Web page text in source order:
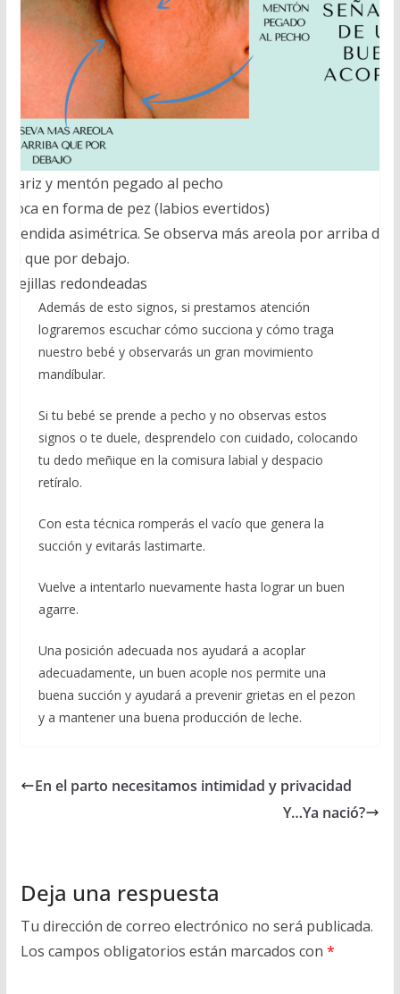
Nariz y mentón pegado al pecho
Boca en forma de pez (labios evertidos)
Prendida asimétrica. Se observa más areola por arriba de
que por debajo.
Mejillas redondeadas
Además de esto signos, si prestamos atención
lograremos escuchar cómo succiona y cómo traga
nuestro bebé y observarás un gran movimiento
mandíbular.
Si tu bebé se prende a pecho y no observas estos
signos o te duele, desprendelo con cuidado, colocando
tu dedo meñique en la comisura labial y despacio
retíralo.
Con esta técnica romperás el vacío que genera la
succión y evitarás lastimarte.
Vuelve a intentarlo nuevamente hasta lograr un buen
agarre.
Una posición adecuada nos ayudará a acoplar
adecuadamente, un buen acople nos permite una
buena succión y ayudará a prevenir grietas en el pezon
y a mantener una buena producción de leche.
En el parto necesitamos intimidad y privacidad
Y…Ya nació?
Deja una respuesta
Tu dirección de correo electrónico no será publicada.
Los campos obligatorios están marcados con *